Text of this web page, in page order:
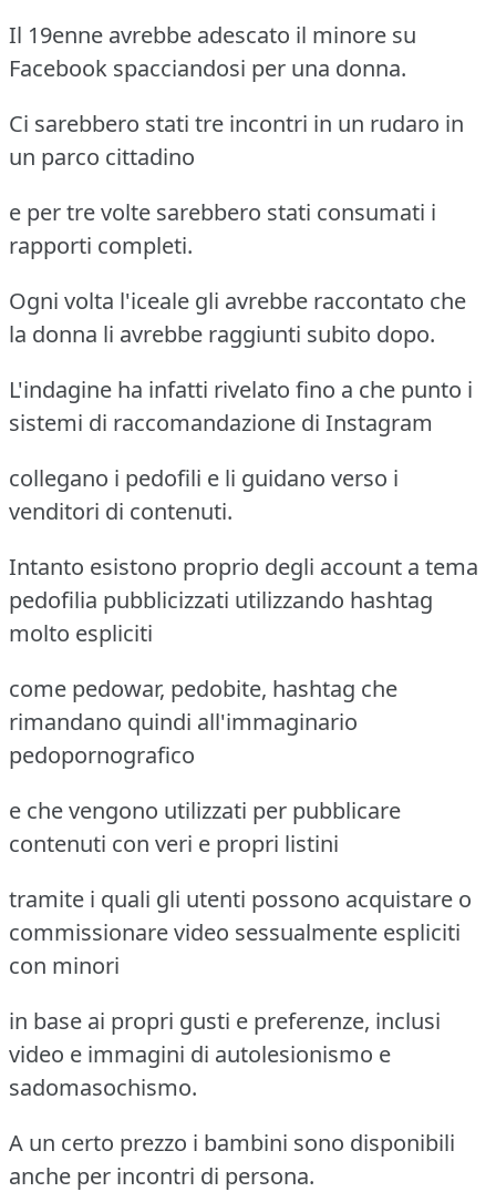
Il 19enne avrebbe adescato il minore su
Facebook spacciandosi per una donna.
Ci sarebbero stati tre incontri in un rudaro in
un parco cittadino
e per tre volte sarebbero stati consumati i
rapporti completi.
Ogni volta l'iceale gli avrebbe raccontato che
la donna li avrebbe raggiunti subito dopo.
L'indagine ha infatti rivelato fino a che punto i
sistemi di raccomandazione di Instagram
collegano i pedofili e li guidano verso i
venditori di contenuti.
Intanto esistono proprio degli account a tema
pedofilia pubblicizzati utilizzando hashtag
molto espliciti
come pedowar, pedobite, hashtag che
rimandano quindi all'immaginario
pedopornografico
e che vengono utilizzati per pubblicare
contenuti con veri e propri listini
tramite i quali gli utenti possono acquistare o
commissionare video sessualmente espliciti
con minori
in base ai propri gusti e preferenze, inclusi
video e immagini di autolesionismo e
sadomasochismo.
A un certo prezzo i bambini sono disponibili
anche per incontri di persona.